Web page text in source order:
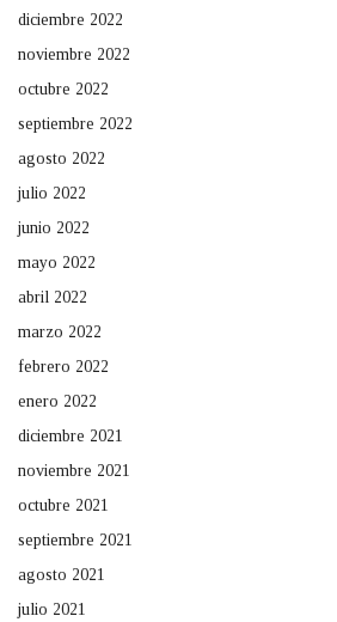
diciembre 2022
noviembre 2022
octubre 2022
septiembre 2022
agosto 2022
julio 2022
junio 2022
mayo 2022
abril 2022
marzo 2022
febrero 2022
enero 2022
diciembre 2021
noviembre 2021
octubre 2021
septiembre 2021
agosto 2021
julio 2021